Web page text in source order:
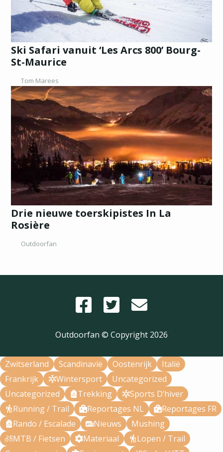
Ski Safari vanuit ‘Les Arcs 800’ Bourg-
St-Maurice
Tom Marees
Drie nieuwe toerskipistes In La
Rosière
Outdoorfan
Outdoorfan © Copyright 2026
Zwitserland Scandinavië Oostenrijk
Italië
Frankrijk
Wintersport
Uncategorized
Uncategorized
Trekking
Sports D’hiver
Running / Trail
Reportages NL
Reportages FR
Rando / Escalade
Nieuws
Mushing
MTB / Fietsen
Materiaal
Lopen / Trail